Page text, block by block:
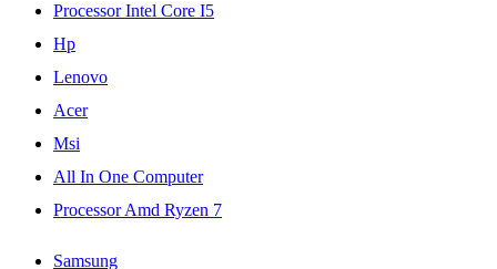
Processor Intel Core I5
Hp
Lenovo
Acer
Msi
All In One Computer
Processor Amd Ryzen 7
Samsung